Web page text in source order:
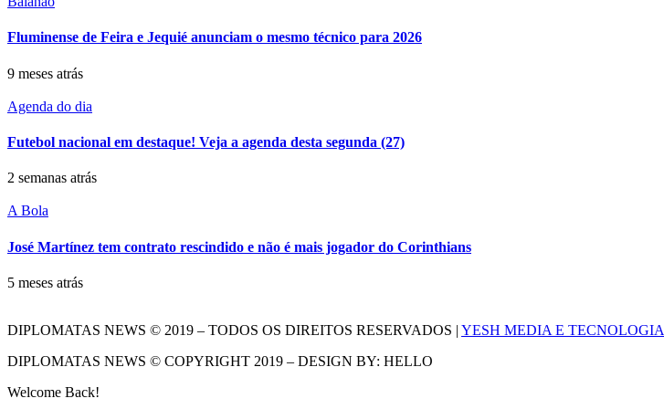
Fluminense de Feira e Jequié anunciam o mesmo técnico para 2026
9 meses atrás
Agenda do dia
Futebol nacional em destaque! Veja a agenda desta segunda (27)
2 semanas atrás
A Bola
José Martínez tem contrato rescindido e não é mais jogador do Corinthians
5 meses atrás
DIPLOMATAS NEWS © 2019 – TODOS OS DIREITOS RESERVADOS | YESH MEDIA E TECNOLOGIA
DIPLOMATAS NEWS © COPYRIGHT 2019 – DESIGN BY: HELLO
Welcome Back!